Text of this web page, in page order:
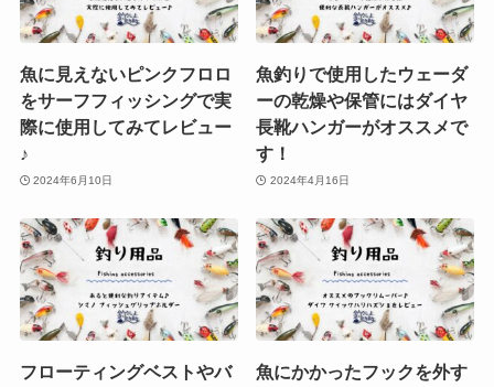
魚に見えないピンクフロロ
をサーフフィッシングで実
際に使用してみてレビュー
♪
2024年6月10日
魚釣りで使用したウェーダ
ーの乾燥や保管にはダイヤ
長靴ハンガーがオススメで
す！
2024年4月16日
フローティングベストやバ
魚にかかったフックを外す